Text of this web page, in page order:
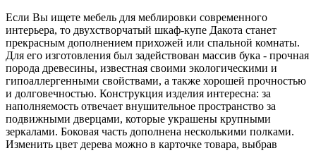
Если Вы ищете мебель для меблировки современного
интерьера, то двухстворчатый шкаф-купе Дакота станет
прекрасным дополнением прихожей или спальной комнаты.
Для его изготовления был задействован массив бука - прочная
порода древесины, известная своими экологическими и
гипоаллергенными свойствами, а также хорошей прочностью
и долговечностью. Конструкция изделия интересна: за
наполняемость отвечает внушительное пространство за
подвижными дверцами, которые украшены крупными
зеркалами. Боковая часть дополнена несколькими полками.
Изменить цвет дерева можно в карточке товара, выбрав